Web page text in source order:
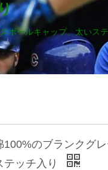
ボールキャップ、太いス
100%のブランクグ
テッチ入り